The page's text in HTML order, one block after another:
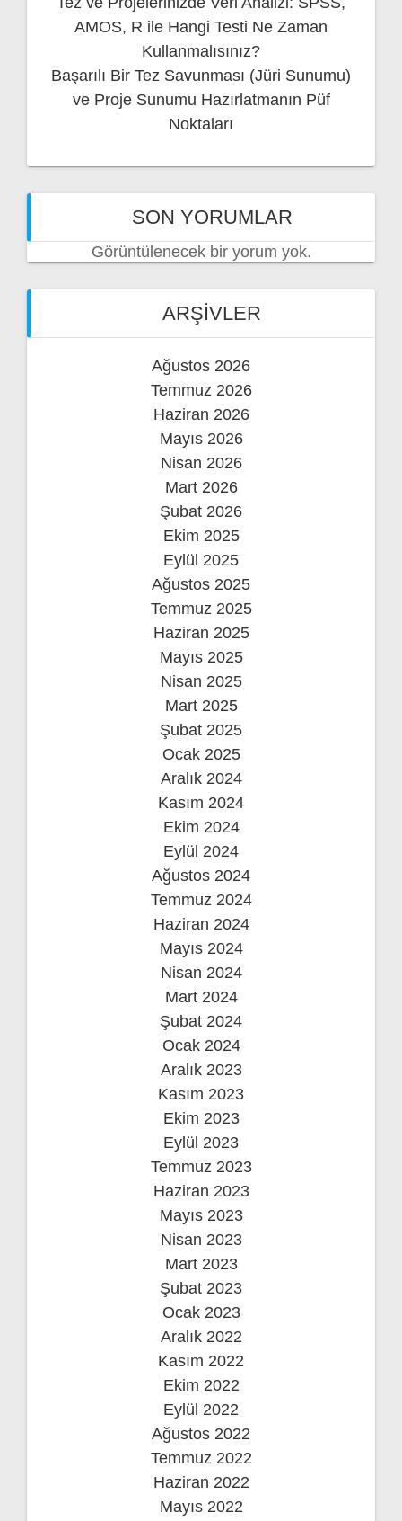
AMOS, R ile Hangi Testi Ne Zaman
Kullanmalısınız?
Başarılı Bir Tez Savunması (Jüri Sunumu)
ve Proje Sunumu Hazırlatmanın Püf
Noktaları
SON YORUMLAR
Görüntülenecek bir yorum yok.
ARŞIVLER
Ağustos 2026
Temmuz 2026
Haziran 2026
Mayıs 2026
Nisan 2026
Mart 2026
Şubat 2026
Ekim 2025
Eylül 2025
Ağustos 2025
Temmuz 2025
Haziran 2025
Mayıs 2025
Nisan 2025
Mart 2025
Şubat 2025
Ocak 2025
Aralık 2024
Kasım 2024
Ekim 2024
Eylül 2024
Ağustos 2024
Temmuz 2024
Haziran 2024
Mayıs 2024
Nisan 2024
Mart 2024
Şubat 2024
Ocak 2024
Aralık 2023
Kasım 2023
Ekim 2023
Eylül 2023
Temmuz 2023
Haziran 2023
Mayıs 2023
Nisan 2023
Mart 2023
Şubat 2023
Ocak 2023
Aralık 2022
Kasım 2022
Ekim 2022
Eylül 2022
Ağustos 2022
Temmuz 2022
Haziran 2022
Mayıs 2022